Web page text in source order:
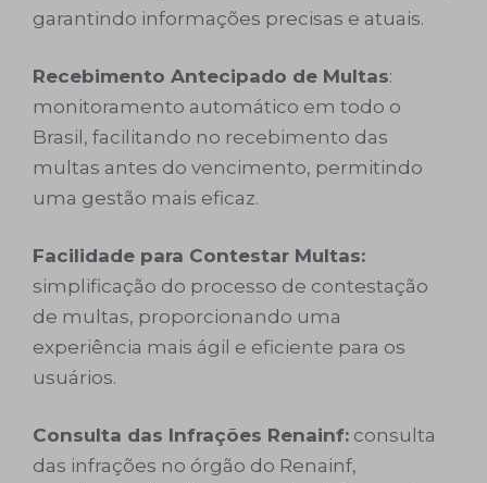
garantindo informações precisas e atuais.
Recebimento Antecipado de Multas:
monitoramento automático em todo o
Brasil, facilitando no recebimento das
multas antes do vencimento, permitindo
uma gestão mais eficaz.
Facilidade para Contestar Multas:
simplificação do processo de contestação
de multas, proporcionando uma
experiência mais ágil e eficiente para os
usuários.
Consulta das Infrações Renainf: consulta
das infrações no órgão do Renainf,